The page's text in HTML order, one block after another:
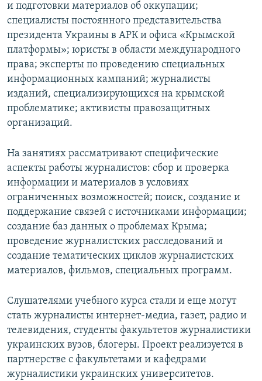
и подготовки материалов об оккупации;
специалисты постоянного представительства
президента Украины в АРК и офиса «Крымской
платформы»; юристы в области международного
права; эксперты по проведению специальных
информационных кампаний; журналисты
изданий, специализирующихся на крымской
проблематике; активисты правозащитных
организаций.
На занятиях рассматривают специфические
аспекты работы журналистов: сбор и проверка
информации и материалов в условиях
ограниченных возможностей; поиск, создание и
поддержание связей с источниками информации;
создание баз данных о проблемах Крыма;
проведение журналистских расследований и
создание тематических циклов журналистских
материалов, фильмов, специальных программ.
Слушателями учебного курса стали и еще могут
стать журналисты интернет-медиа, газет, радио и
телевидения, студенты факультетов журналистики
украинских вузов, блогеры. Проект реализуется в
партнерстве с факультетами и кафедрами
журналистики украинских университетов.